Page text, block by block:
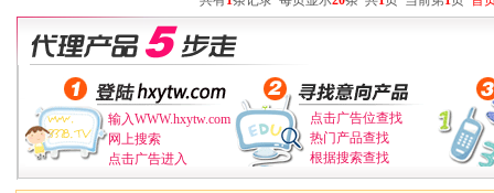
输入WWW.hxytw.com
网上搜索
点击广告进入
点击广告位查找
热门产品查找
根据搜索查找